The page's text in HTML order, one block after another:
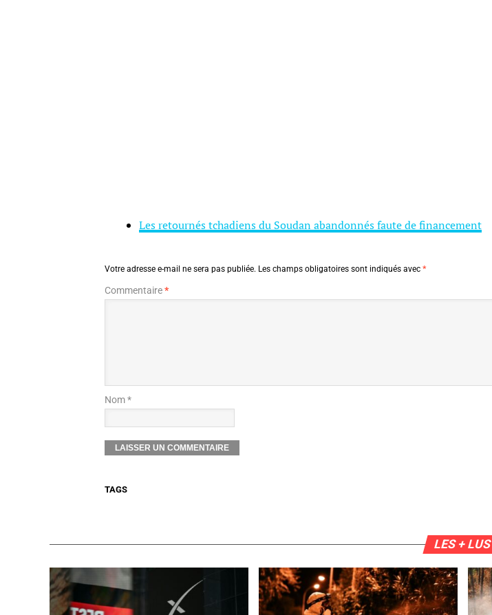
Les retournés tchadiens du Soudan abandonnés faute de financement
Votre adresse e-mail ne sera pas publiée. Les champs obligatoires sont indiqués avec *
Commentaire*
Nom *
TAGS
LES + LUS